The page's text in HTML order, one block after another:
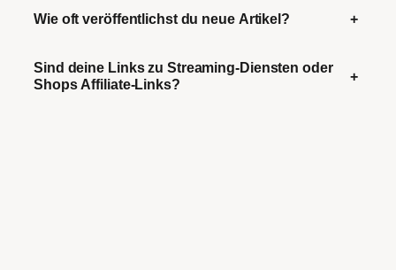
Wie oft veröffentlichst du neue Artikel? +
Sind deine Links zu Streaming-Diensten oder
Shops Affiliate-Links?
+